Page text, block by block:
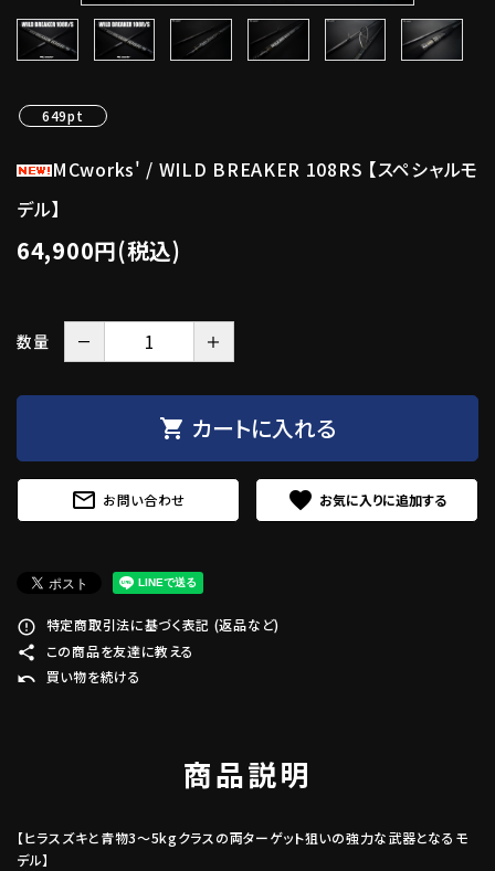
649pt
MCworks' / WILD BREAKER 108RS 【スペシャルモ
デル】
64,900円(税込)
数量 － ＋
shopping_cart カートに入れる
mail_outline お問い合わせ favorite
error_outline 特定商取引法に基づく表記 (返品など)
share この商品を友達に教える
undo 買い物を続ける
商品説明
【ヒラスズキと青物3～5kgクラスの両ターゲット狙いの強力な武器となるモ
デル】